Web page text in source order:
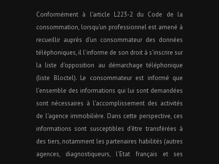
Conformément à l'article L223-2 du Code de la
consommation, lorsqu'un professionnel est amené à
recueillir auprès d'un consommateur des données
téléphoniques, il l'informe de son droit à s'inscrire sur
la liste d'opposition au démarchage téléphonique
(liste Bloctel). Le consommateur est informé que
l’ensemble des informations qui lui sont demandées
sont nécessaires à l'accomplissement des activités
de l'agence immobilière. Dans cette perspective, ces
informations sont susceptibles d'être transférées à
des tiers, notamment les partenaires habilités (autres
agences, diagnostiqueurs, l'Etat français et ses